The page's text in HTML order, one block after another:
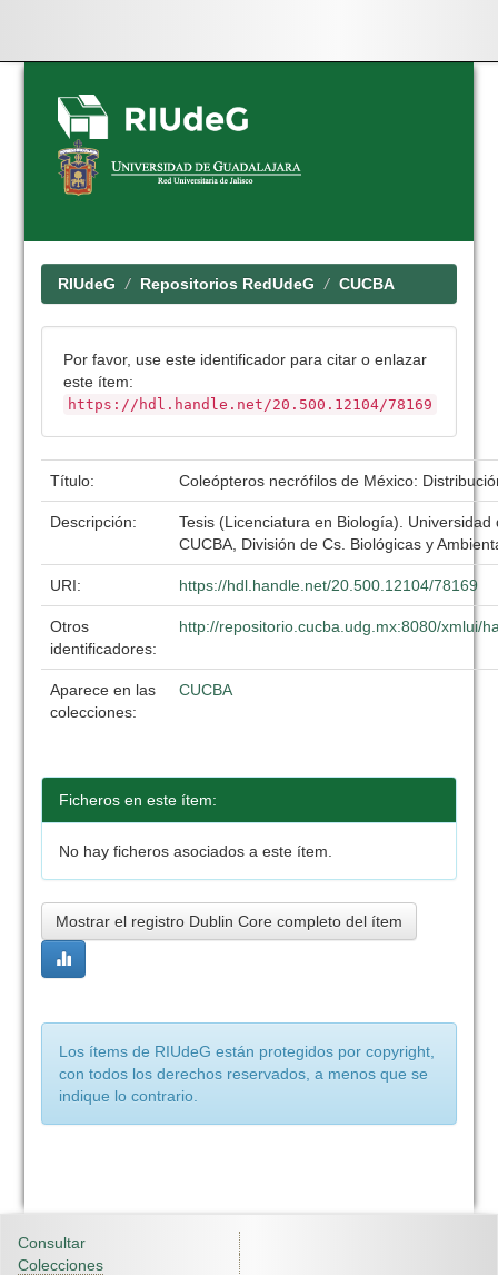
Skip
navigation
RIUdeG Repositorios RedUdeG CUCBA
Por favor, use este identificador para citar o enlazar
este ítem:
https://hdl.handle.net/20.500.12104/78169
Título: Coleópteros necrófilos de México:
Descripción:
Tesis (Licenciatura en Biología). Universidad
CUCBA, División de Cs. Biológicas y
URI: https://hdl.handle.net/20.500.12104/78169
Otros
identificadores:
http://repositorio.cucba.udg.mx:8080/xmlui/
Aparece en las
colecciones:
CUCBA
Ficheros en este ítem:
No hay ficheros asociados a este ítem.
Mostrar el registro Dublin Core completo del ítem
Los ítems de RIUdeG están protegidos por copyright,
con todos los derechos reservados, a menos que se
indique lo contrario.
Consultar
Colecciones